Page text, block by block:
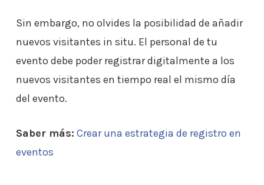
Sin embargo, no olvides la posibilidad de añadir
nuevos visitantes in situ. El personal de tu
evento debe poder registrar digitalmente a los
nuevos visitantes en tiempo real el mismo día
del evento.
Saber más: Crear una estrategia de registro en
eventos